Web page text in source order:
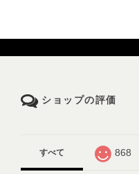
ショップの評価
すべて 868